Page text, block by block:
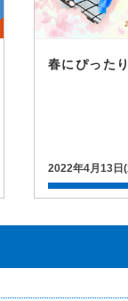
春にぴった
2022年4月13日